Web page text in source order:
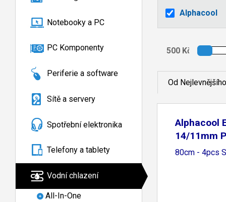
Notebooky a PC
PC Komponenty
Periferie a software
Sítě a servery
Spotřební elektronika
Telefony a tablety
Vodní chlazení
All-In-One
Alphacool
Od Nejlevnějšího
Alphacool
14/11mm
HardTube
80cm - 4pcs